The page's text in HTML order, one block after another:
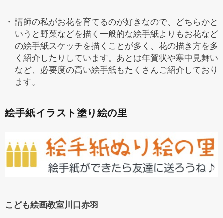
講師の私がお花を育てるのが好きなので、どちらかと
いうと野菜などを描く一般的な絵手紙よりもお花など
の絵手紙スケッチを描くことが多く、花の描き方を多
く紹介したりしています。あとは年賀状や寒中見舞い
など、必要度の高い絵手紙もたくさんご紹介しており
ます。
絵手紙イラスト塗り絵の里
こども絵画教室川口赤羽